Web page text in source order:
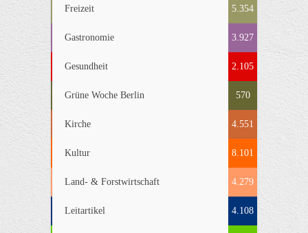
Freizeit 5.354
Gastronomie 3.927
Gesundheit 2.105
Grüne Woche Berlin 570
Kirche 4.551
Kultur 8.101
Land- & Forstwirtschaft 4.279
Leitartikel 4.108